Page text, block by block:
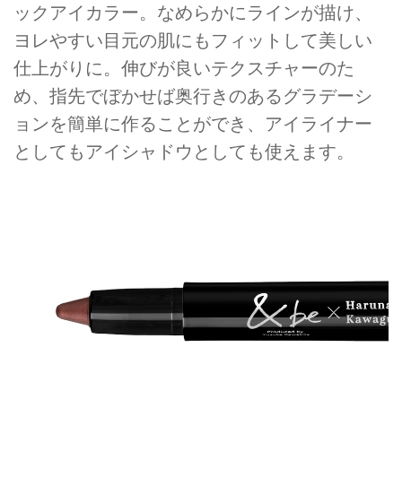
ックアイカラー。なめらかにラインが描け、
ヨレやすい目元の肌にもフィットして美しい
仕上がりに。伸びが良いテクスチャーのた
め、指先でぼかせば奥行きのあるグラデーシ
ョンを簡単に作ることができ、アイライナー
としてもアイシャドウとしても使えます。